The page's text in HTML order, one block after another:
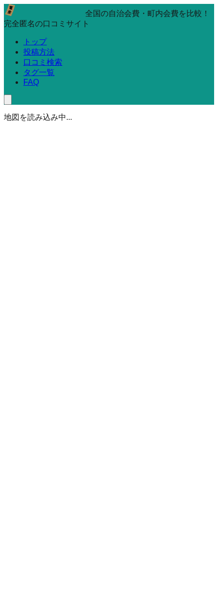
全国の自治会費・町内会費を比較！
完全匿名の口コミサイト
トップ
投稿方法
口コミ検索
タグ一覧
FAQ
地図を読み込み中...